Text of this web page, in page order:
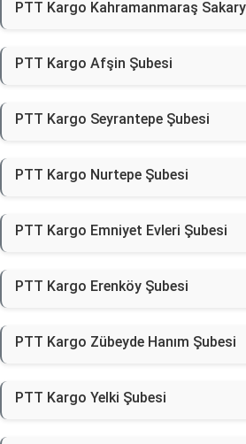
PTT Kargo Kahramanmaraş
PTT Kargo Afşin Şubesi
PTT Kargo Seyrantepe Şubesi
PTT Kargo Nurtepe Şubesi
PTT Kargo Emniyet Evleri Şubesi
PTT Kargo Erenköy Şubesi
PTT Kargo Zübeyde Hanım Şubesi
PTT Kargo Yelki Şubesi